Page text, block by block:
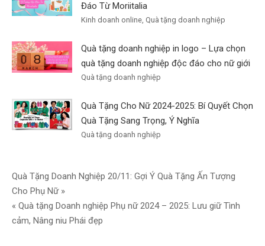
Đáo Từ Moriitalia
Kinh doanh online, Quà tặng doanh nghiệp
Quà tặng doanh nghiệp in logo – Lựa chọn
quà tặng doanh nghiệp độc đáo cho nữ giới
Quà tặng doanh nghiệp
Quà Tặng Cho Nữ 2024-2025: Bí Quyết Chọn
Quà Tặng Sang Trọng, Ý Nghĩa
Quà tặng doanh nghiệp
Điều
hướng
bài
Quà Tặng Doanh Nghiệp 20/11: Gợi Ý Quà Tặng Ấn Tượng
Cho Phụ Nữ »
« Quà tặng Doanh nghiệp Phụ nữ 2024 – 2025: Lưu giữ Tình
cảm, Nâng niu Phái đẹp